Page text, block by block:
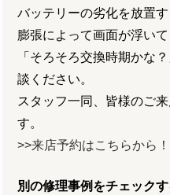
バッテリーの劣化を放置
膨張によって画面が浮い
「そろそろ交換時期かな
談ください。
スタッフ一同、皆様のご
す。
>>来店予約はこちらから！
別の修理事例をチェック